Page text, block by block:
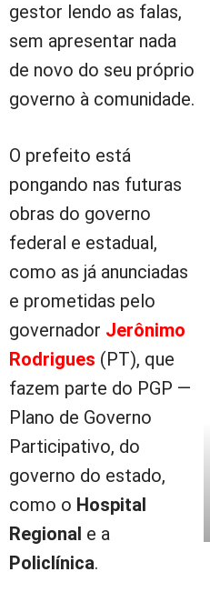
gestor lendo as falas,
sem apresentar nada
de novo do seu próprio
governo à comunidade.
O prefeito está
pongando nas futuras
obras do governo
federal e estadual,
como as já anunciadas
e prometidas pelo
governador Jerônimo
Rodrigues (PT), que
fazem parte do PGP —
Plano de Governo
Participativo, do
governo do estado,
como o Hospital
Regional e a
Policlínica.